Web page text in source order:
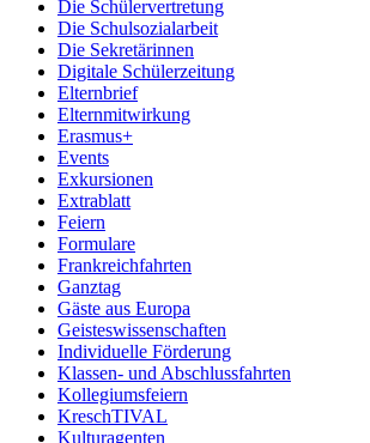
Die Schülervertretung
Die Schulsozialarbeit
Die Sekretärinnen
Digitale Schülerzeitung
Elternbrief
Elternmitwirkung
Erasmus+
Events
Exkursionen
Extrablatt
Feiern
Formulare
Frankreichfahrten
Ganztag
Gäste aus Europa
Geisteswissenschaften
Individuelle Förderung
Klassen- und Abschlussfahrten
Kollegiumsfeiern
KreschTIVAL
Kulturagenten